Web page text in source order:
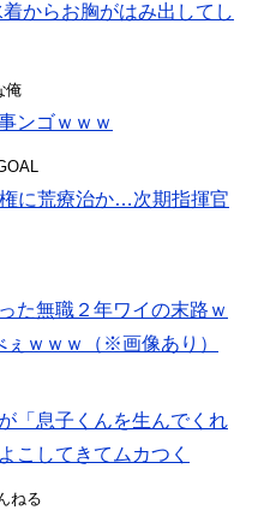
からお胸がはみ出してし
俺
ンゴｗｗｗ
に荒療治か…次期指揮官
た無職２年ワイの末路ｗ
ｗｗｗ（※画像あり）
「息子くんを生んでくれ
こしてきてムカつく
ねる